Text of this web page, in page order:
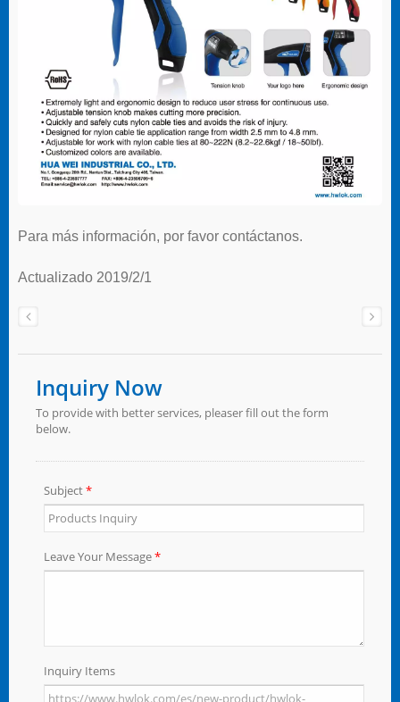
Para más información, por favor contáctanos.
Actualizado 2019/2/1